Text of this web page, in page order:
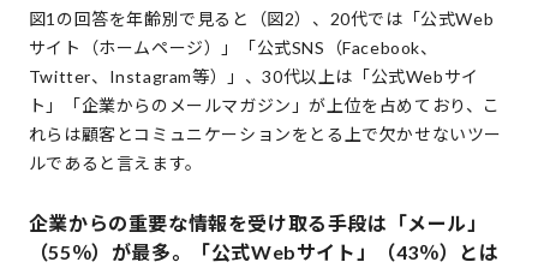
図1の回答を年齢別で見ると（図2）、20代では「公式Web
サイト（ホームページ）」「公式SNS（Facebook、
Twitter、Instagram等）」、30代以上は「公式Webサイ
ト」「企業からのメールマガジン」が上位を占めており、こ
れらは顧客とコミュニケーションをとる上で欠かせないツー
ルであると言えます。
企業からの重要な情報を受け取る手段は「メール」
（55％）が最多。「公式Webサイト」（43％）とは